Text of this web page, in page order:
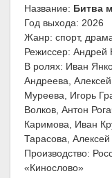
Название: Битва
Год выхода: 2026
Жанр: спорт,
Режиссер: Андрей
В ролях: Иван
Андреева,
Муреева, Игорь
Волков, Антон
Каримова, Иван
Тарасова,
Производство:
«Кинослово»